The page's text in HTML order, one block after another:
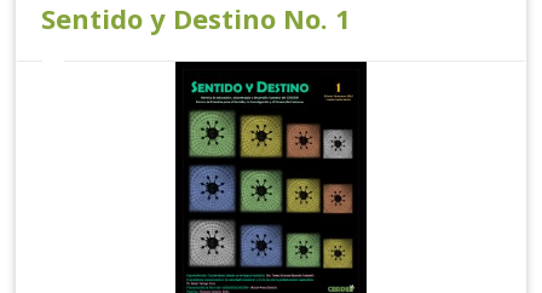
Sentido y Destino No. 1